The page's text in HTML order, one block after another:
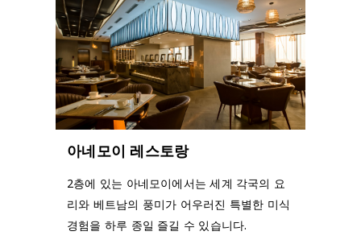
아네모이 레스토랑
2층에 있는 아네모이에서는 세계 각국의 요
리와 베트남의 풍미가 어우러진 특별한 미식
경험을 하루 종일 즐길 수 있습니다.